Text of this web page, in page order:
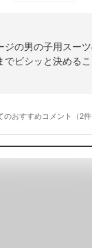
の男の子用スー
ビシッと決める
のおすすめコメント（2件